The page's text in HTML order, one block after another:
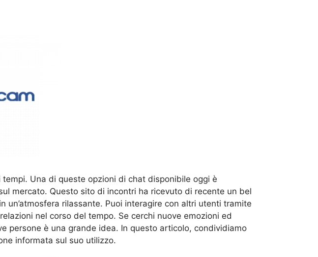
Una di queste opzioni di chat disponibile oggi è
mercato. Questo sito di incontri ha ricevuto di recente un bel
rilassante. Puoi interagire con altri utenti tramite
nel corso del tempo. Se cerchi nuove emozioni ed
persone è una grande idea. In questo articolo, condividiamo
informata sul suo utilizzo.